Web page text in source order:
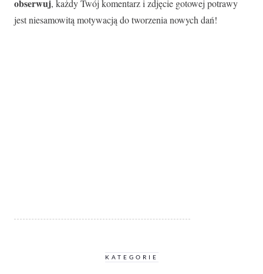
obserwuj, każdy Twój komentarz i zdjęcie gotowej potrawy
jest niesamowitą motywacją do tworzenia nowych dań!
KATEGORIE